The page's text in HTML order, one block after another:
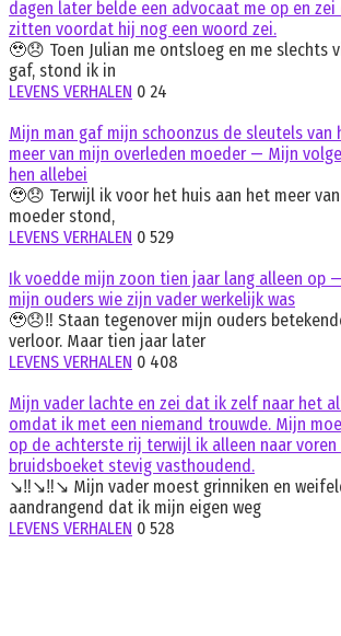
dagen later belde een advocaat me op en
zitten voordat hij nog een woord zei.
🥹😞 Toen Julian me ontsloeg en me slechts
gaf, stond ik in
LEVENS VERHALEN 0 24
Mijn man gaf mijn schoonzus de sleutels van
meer van mijn overleden moeder — Mijn
hen allebei
🥹😞 Terwijl ik voor het huis aan het meer
moeder stond,
LEVENS VERHALEN 0 529
Ik voedde mijn zoon tien jaar lang alleen op
mijn ouders wie zijn vader werkelijk was
🥹😞‼️ Staan tegenover mijn ouders
verloor. Maar tien jaar later
LEVENS VERHALEN 0 408
Mijn vader lachte en zei dat ik zelf naar het
omdat ik met een niemand trouwde. Mijn
op de achterste rij terwijl ik alleen naar voren
bruidsboeket stevig vasthoudend.
↘️‼️↘️‼️↘️ Mijn vader moest grinniken en
aandrangend dat ik mijn eigen weg
LEVENS VERHALEN 0 528